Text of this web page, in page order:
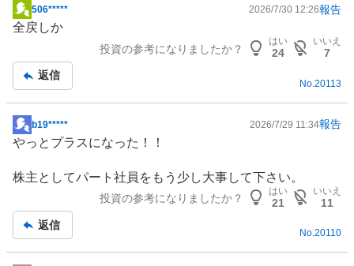
掲
示
事
506***** 2026/7/30 12:26報告
全戻しか
投資の参考になりましたか？
はい
24
いいえ
7
返信
No. 20113
掲
示
記
b19***** 2026/7/29 11:34報告
やっとプラスになった！！
株主としてパート社員をもう少し大事して下さい。
投資の参考になりましたか？
はい
21
いいえ
11
返信
No.20110